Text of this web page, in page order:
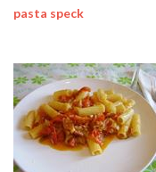
pasta speck